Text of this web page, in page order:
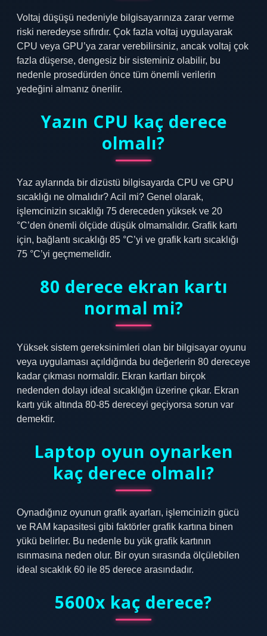
Voltaj düşüşü nedeniyle bilgisayarınıza zarar verme
riski neredeyse sıfırdır. Çok fazla voltaj uygulayarak
CPU veya GPU’ya zarar verebilirsiniz, ancak voltaj çok
fazla düşerse, dengesiz bir sisteminiz olabilir, bu
nedenle prosedürden önce tüm önemli verilerin
yedeğini almanız önerilir.
Yazın CPU kaç derece
olmalı?
Yaz aylarında bir dizüstü bilgisayarda CPU ve GPU
sıcaklığı ne olmalıdır? Acil mi? Genel olarak,
işlemcinizin sıcaklığı 75 dereceden yüksek ve 20
°C’den önemli ölçüde düşük olmamalıdır. Grafik kartı
için, bağlantı sıcaklığı 85 °C’yi ve grafik kartı sıcaklığı
75 °C’yi geçmemelidir.
80 derece ekran kartı
normal mi?
Yüksek sistem gereksinimleri olan bir bilgisayar oyunu
veya uygulaması açıldığında bu değerlerin 80 dereceye
kadar çıkması normaldir. Ekran kartları birçok
nedenden dolayı ideal sıcaklığın üzerine çıkar. Ekran
kartı yük altında 80-85 dereceyi geçiyorsa sorun var
demektir.
Laptop oyun oynarken
kaç derece olmalı?
Oynadığınız oyunun grafik ayarları, işlemcinizin gücü
ve RAM kapasitesi gibi faktörler grafik kartına binen
yükü belirler. Bu nedenle bu yük grafik kartının
ısınmasına neden olur. Bir oyun sırasında ölçülebilen
ideal sıcaklık 60 ile 85 derece arasındadır.
5600x kaç derece?